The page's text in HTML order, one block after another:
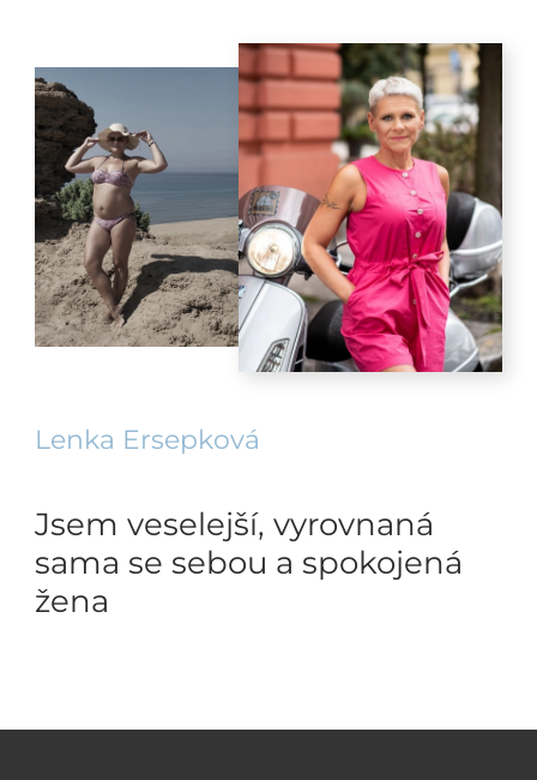
Lenka Ersepková
Jsem veselejší, vyrovnaná
sama se sebou a spokojená
žena